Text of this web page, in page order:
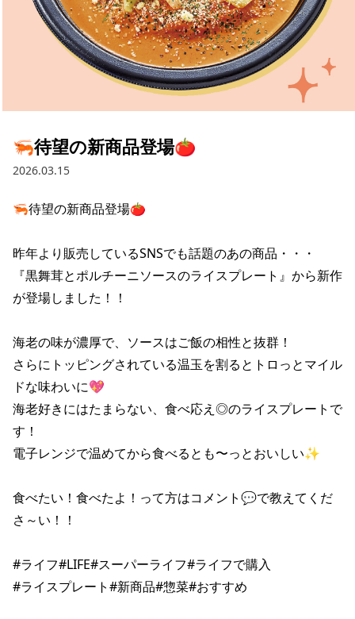
Contact us in English
🦐待望の新商品登場🍅
2026.03.15
🦐待望の新商品登場🍅
昨年より販売しているSNSでも話題のあの商品・・・
『黒舞茸とポルチーニソースのライスプレート』から新作
が登場しました！！
海老の味が濃厚で、ソースはご飯の相性と抜群！
さらにトッピングされている温玉を割るとトロっとマイル
ドな味わいに💖
海老好きにはたまらない、食べ応え◎のライスプレートで
す！
電子レンジで温めてから食べるとも〜っとおいしい✨
食べたい！食べたよ！って方はコメント💬で教えてくだ
さ～い！！
#ライフ#LIFE#スーパーライフ#ライフで購入